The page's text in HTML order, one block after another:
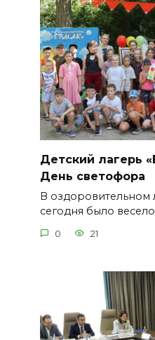
Детский лагерь
День светофора
В оздоровительном
сегодня было
0 21